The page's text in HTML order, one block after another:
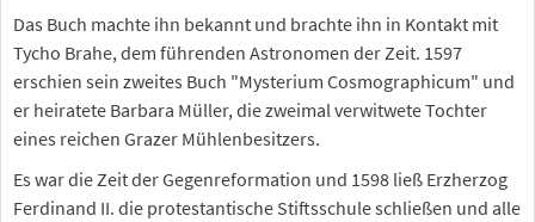
Das Buch machte ihn bekannt und brachte ihn in Kontakt mit
Tycho Brahe, dem führenden Astronomen der Zeit. 1597
erschien sein zweites Buch "Mysterium Cosmographicum" und
er heiratete Barbara Müller, die zweimal verwitwete Tochter
eines reichen Grazer Mühlenbesitzers.
Es war die Zeit der Gegenreformation und 1598 ließ Erzherzog
Ferdinand II. die protestantische Stiftsschule schließen und alle